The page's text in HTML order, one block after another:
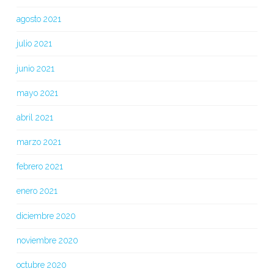
agosto 2021
julio 2021
junio 2021
mayo 2021
abril 2021
marzo 2021
febrero 2021
enero 2021
diciembre 2020
noviembre 2020
octubre 2020